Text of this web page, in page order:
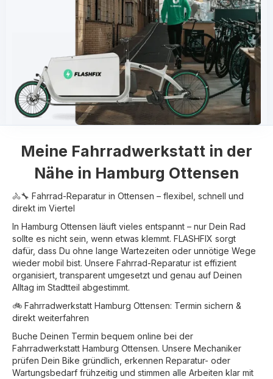
Meine Fahrradwerkstatt in der
Nähe in Hamburg Ottensen
🚴🔧 Fahrrad-Reparatur in Ottensen – flexibel, schnell und
direkt im Viertel
In Hamburg Ottensen läuft vieles entspannt – nur Dein Rad
sollte es nicht sein, wenn etwas klemmt. FLASHFIX sorgt
dafür, dass Du ohne lange Wartezeiten oder unnötige Wege
wieder mobil bist. Unsere Fahrrad-Reparatur ist effizient
organisiert, transparent umgesetzt und genau auf Deinen
Alltag im Stadtteil abgestimmt.
🚲 Fahrradwerkstatt Hamburg Ottensen: Termin sichern &
direkt weiterfahren
Buche Deinen Termin bequem online bei der
Fahrradwerkstatt Hamburg Ottensen. Unsere Mechaniker
prüfen Dein Bike gründlich, erkennen Reparatur- oder
Wartungsbedarf frühzeitig und stimmen alle Arbeiten klar mit